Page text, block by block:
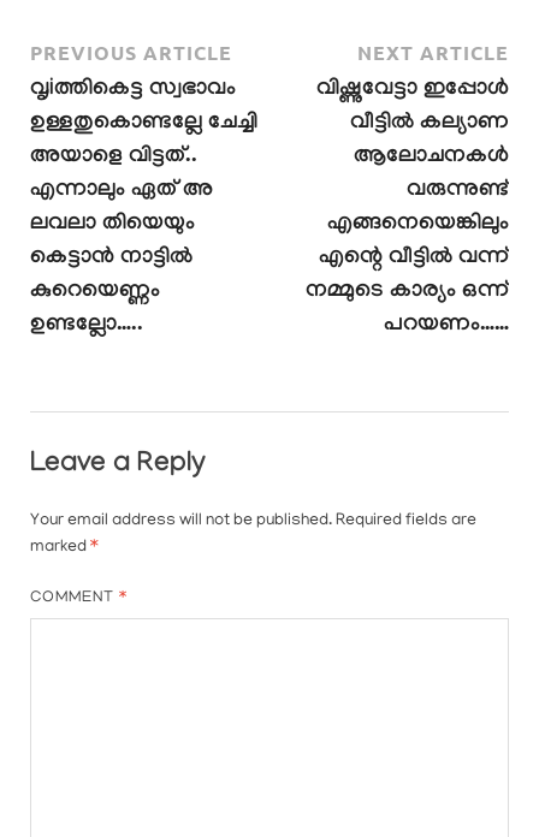
PREVIOUS ARTICLE
വൃiത്തികെട്ട സ്വഭാവം
ഉള്ളതുകൊണ്ടല്ലേ ചേച്ചി
അയാളെ വിട്ടത്..
എന്നാലും ഏത് അ
ലവലാ തിയെയും
കെട്ടാൻ നാട്ടിൽ
കുറെയെണ്ണം
ഉണ്ടല്ലോ…..
NEXT ARTICLE
വിഷ്ണുവേട്ടാ ഇപ്പോൾ
വീട്ടിൽ കല്യാണ
ആലോചനകൾ
വരുന്നുണ്ട്
എങ്ങനെയെങ്കിലും
എന്റെ വീട്ടിൽ വന്ന്
നമ്മുടെ കാര്യം ഒന്ന്
പറയണം……
Leave a Reply
Your email address will not be published. Required fields are
marked *
COMMENT*